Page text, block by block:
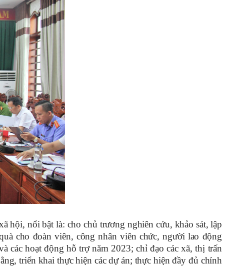
hội, nổi bật là: cho chủ trương nghiên cứu, khảo sát, lập
cho đoàn viên, công nhân viên chức, người lao động
các hoạt động hỗ trợ năm 2023; chỉ đạo các xã, thị trấn
triển khai thực hiện các dự án; thực hiện đầy đủ chính